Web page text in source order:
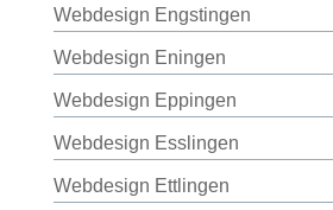
Webdesign Engstingen
Webdesign Eningen
Webdesign Eppingen
Webdesign Esslingen
Webdesign Ettlingen